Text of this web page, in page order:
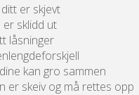
er skjevt
er sklidd ut
låsninger
kan gro sammen
er skeiv og må rettes opp